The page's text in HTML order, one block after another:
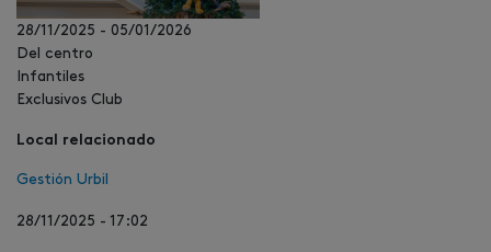
28/11/2025 - 05/01/2026
Del centro
Infantiles
Exclusivos Club
Local relacionado
Gestión Urbil
28/11/2025 - 17:02